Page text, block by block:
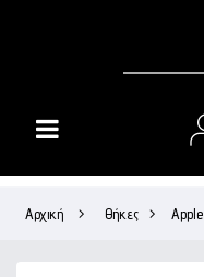
ΘΉΚΕΣ
Αρχική > Θήκες > Apple